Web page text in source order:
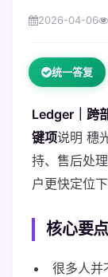
2026-04-06
统一答复
Ledger｜跨
键项说明 穗
持、售后处
户更快定位
核心要点
很多人并